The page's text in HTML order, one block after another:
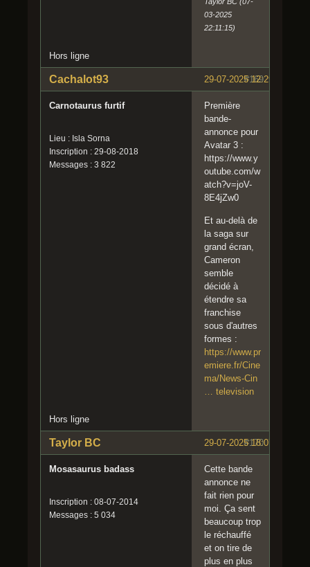
03-2025
22:11:15)
Hors ligne
#169
29-07-2025 12:29:33
Cachalot93
Carnotaurus furtif
Lieu : Isla Sorna
Inscription : 29-08-2018
Messages : 3 822
Première
bande-
annonce pour
Avatar 3 :
https://www.y
outube.com/w
atch?v=joV-
8E4jZw0
Et au-delà de
la saga sur
grand écran,
Cameron
semble
décidé à
étendre sa
franchise
sous d'autres
formes :
https://www.pr
emiere.fr/Cine
ma/News-Cin
… television
Hors ligne
#170
29-07-2025 18:07:22
Taylor BC
Mosasaurus badass
Inscription : 08-07-2014
Messages : 5 034
Cette bande
annonce ne
fait rien pour
moi. Ça sent
beaucoup trop
le réchauffé
et on tire de
plus en plus